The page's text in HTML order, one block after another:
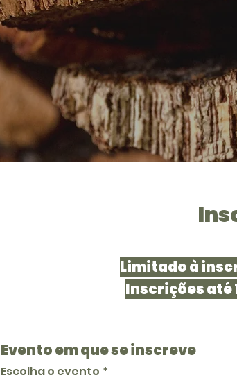
Limitado à
Inscrições até
Evento em que se inscreve
Escolha o evento *